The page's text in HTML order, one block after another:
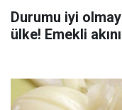
Durumu iyi
ülke! Emekli